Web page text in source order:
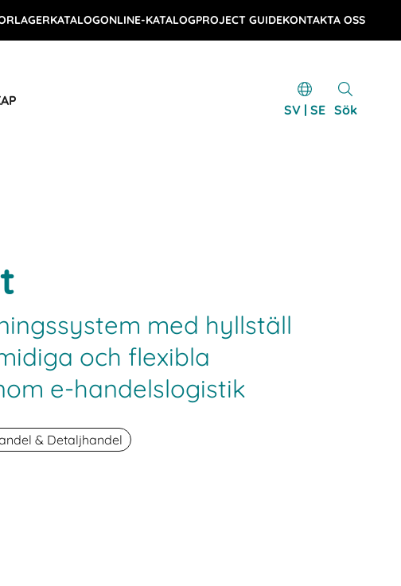
LAGERKATALOGONLINE-KATALOGPROJECT GUIDEKONTAKTA OSS
SV | SE Sök
med hyllställ
och flexibla
e-handelslogistik
& Detaljhandel